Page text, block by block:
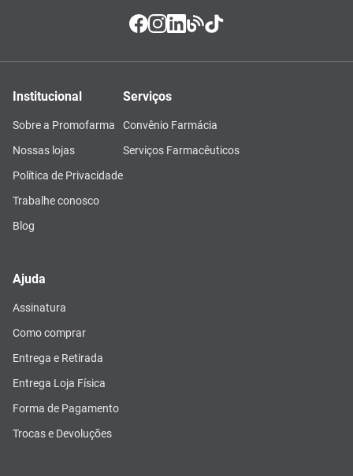
Institucional
Sobre a Promofarma
Nossas lojas
Política de Privacidade
Trabalhe conosco
Blog
Serviços
Convênio Farmácia
Serviços Farmacêuticos
Ajuda
Assinatura
Como comprar
Entrega e Retirada
Entrega Loja Física
Forma de Pagamento
Trocas e Devoluções